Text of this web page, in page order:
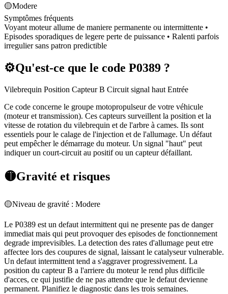
🟡Modere
Symptômes fréquents
Voyant moteur allume de maniere permanente ou intermittente •
Episodes sporadiques de legere perte de puissance • Ralenti parfois
irregulier sans patron predictible
⚙️Qu'est-ce que le code P0389 ?
Vilebrequin Position Capteur B Circuit signal haut Entrée
Ce code concerne le groupe motopropulseur de votre véhicule
(moteur et transmission). Ces capteurs surveillent la position et la
vitesse de rotation du vilebrequin et de l'arbre à cames. Ils sont
essentiels pour le calage de l'injection et de l'allumage. Un défaut
peut empêcher le démarrage du moteur. Un signal "haut" peut
indiquer un court-circuit au positif ou un capteur défaillant.
🟡Gravité et risques
🟡Niveau de gravité : Modere
Le P0389 est un defaut intermittent qui ne presente pas de danger
immediat mais qui peut provoquer des episodes de fonctionnement
degrade imprevisibles. La detection des rates d'allumage peut etre
affectee lors des coupures de signal, laissant le catalyseur vulnerable.
Un defaut intermittent tend a s'aggraver progressivement. La
position du capteur B a l'arriere du moteur le rend plus difficile
d'acces, ce qui justifie de ne pas attendre que le defaut devienne
permanent. Planifiez le diagnostic dans les trois semaines.